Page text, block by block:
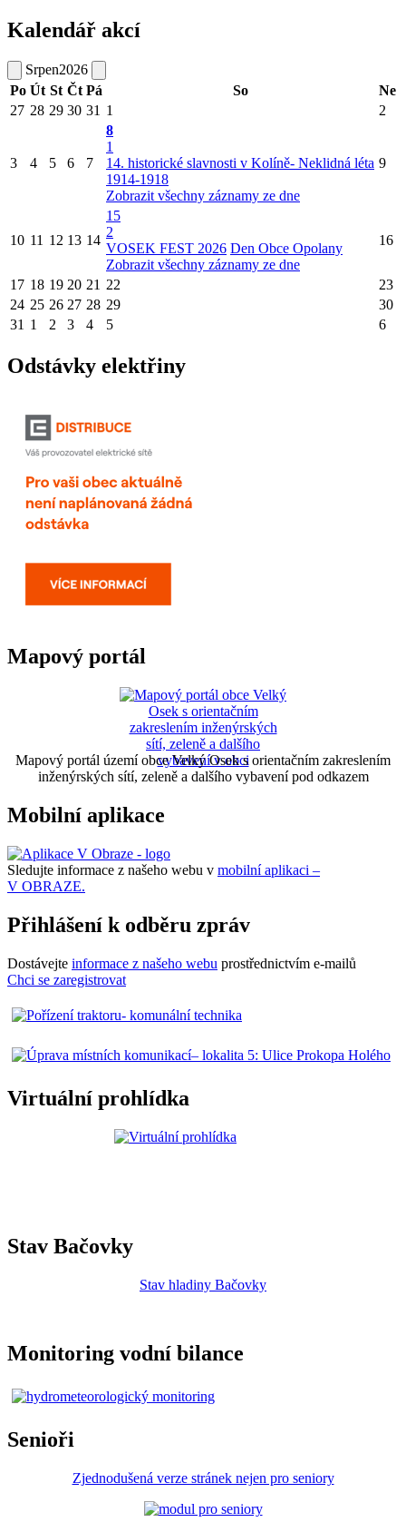
Kalendář akcí
Srpen2026
Po Út St Čt Pá So
Ne
27 28 29 30 31 1 2
3 4 5 6 7
8
1
14. historické slavnosti v Kolíně- Neklidná léta
1914-1918
Zobrazit všechny záznamy ze dne
9
10 11 12 13 14
15
2
VOSEK FEST 2026 Den Obce Opolany
Zobrazit všechny záznamy ze dne
16
17 18 19 20 21 22
23
24 25 26 27 28 29
30
31 1 2 3 4 5 6
Odstávky elektřiny
Mapový portál
Mapový portál území obce Velký Osek s orientačním zakreslením
inženýrských sítí, zeleně a dalšího vybavení pod odkazem
Mobilní aplikace
Sledujte informace z našeho webu v mobilní aplikaci –
V OBRAZE.
Přihlášení k odběru zpráv
Dostávejte informace z našeho webu prostřednictvím e-mailů
Chci se zaregistrovat
Virtuální prohlídka
Stav Bačovky
Stav hladiny Bačovky
Monitoring vodní bilance
Senioři
Zjednodušená verze stránek nejen pro seniory